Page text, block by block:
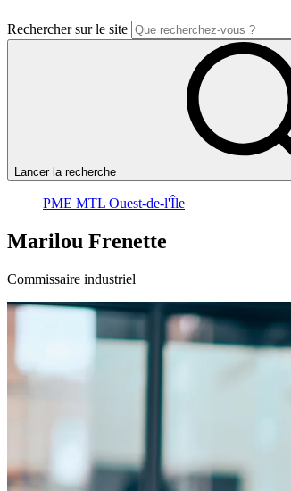
Rechercher sur le site
Lancer la recherche
PME MTL Ouest-de-l'Île
Marilou Frenette
Commissaire industriel